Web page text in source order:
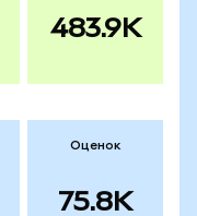
483.9K
Оценок
75.8K